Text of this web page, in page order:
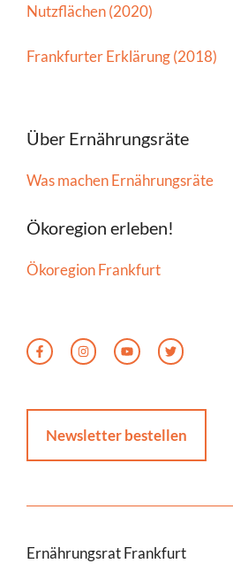
Nutzflächen (2020)
Frankfurter Erklärung (2018)
Über Ernährungsräte
Was machen Ernährungsräte
Ökoregion erleben!
Ökoregion Frankfurt
Newsletter bestellen
Ernährungsrat Frankfurt